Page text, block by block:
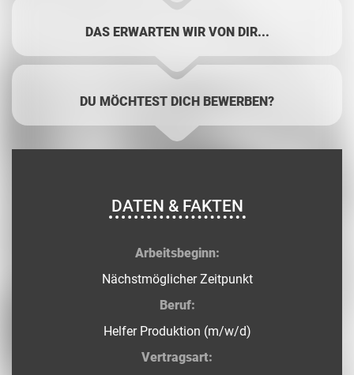
DAS ERWARTEN WIR VON DIR...
DU MÖCHTEST DICH BEWERBEN?
DATEN & FAKTEN
Arbeitsbeginn:
Nächstmöglicher Zeitpunkt
Beruf:
Helfer Produktion (m/w/d)
Vertragsart: